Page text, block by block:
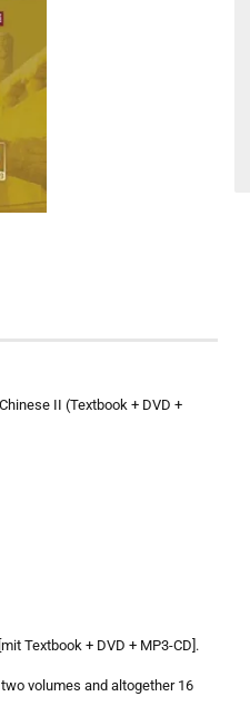
II (Textbook + DVD +
Textbook + DVD + MP3-CD].
volumes and altogether 16